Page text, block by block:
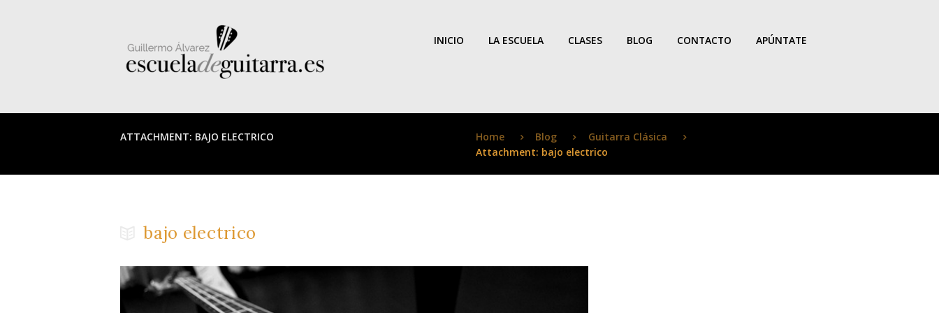
INICIO LA ESCUELA CLASES BLOG CONTACTO APÚNTATE
ATTACHMENT: BAJO ELECTRICO Home Blog
Guitarra Clásica
Attachment: bajo electrico
bajo electrico